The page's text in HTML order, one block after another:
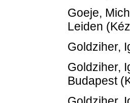
Goeje,
Leiden
Goldziher,
Goldziher,
Budapest